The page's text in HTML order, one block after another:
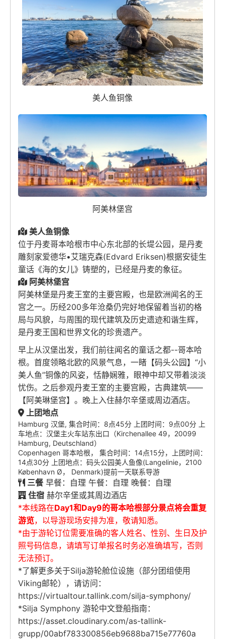
美人鱼铜像
阿美林堡宫
美人鱼铜像
位于丹麦哥本哈根市中心东北部的长堤公园，是丹麦
雕刻家爱德华•艾瑞克森(Edvard Eriksen)根据安徒生
童话《海的女儿》铸塑的，已经是丹麦的象征。
阿美林堡宫
阿美林堡是丹麦王室的主要宫殿，也是欧洲闻名的王
宫之一。历经200多年沧桑仍完好地保留着当初的格
局与风貌，与周围的现代建筑及历史遗迹和谐生辉，
是丹麦王国和世界文化的珍贵遗产。
早上从汉堡出发，我们前往闻名的童话之都--哥本哈
根。首度领略北欧的风景气息，一睹【码头公园】“小
美人鱼”铜像的风姿，恬静娴雅，眼神中却又带着淡淡
忧伤。之后参观丹麦王室的主要宫殿，古典建筑——
【阿美琳堡宫】。晚上入住赫尔辛堡或周边酒店。
上团地点
Hamburg 汉堡, 集合时间：8点45分 上团时间：9点00分 上
车地点：汉堡主火车站东出口（Kirchenallee 49，20099
Hamburg, Deutschland）
Copenhagen 哥本哈根， 集合时间：14点15分，上团时间：
14点30分 上团地点：码头公园美人鱼像(Langelinie，2100
København Ø， Denmark)提前一天联系导游
三餐 早餐：自理 午餐：自理 晚餐：自理
住宿 赫尔辛堡或其周边酒店
*本线路在Day1和Day9的哥本哈根部分景点将会重复
游览，以导游现场安排为准，敬请知悉。
*由于游轮订位需要准确的客人姓名、性别、生日及护
照号码信息，请填写订单报名时务必准确填写，否则
无法预订。
*了解更多关于Silja游轮舱位设施（部分团组使用
Viking邮轮），请访问：
https://virtualtour.tallink.com/silja-symphony/
*Silja Symphony 游轮中文登船指南：
https://asset.cloudinary.com/as-tallink-
grupp/00abf783300856eb9688ba715e77760a